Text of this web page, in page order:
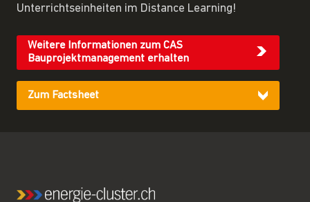
Unterrichtseinheiten im Distance Learning!
Weitere Informationen zum CAS
Bauprojektmanagement erhalten
Zum Factsheet